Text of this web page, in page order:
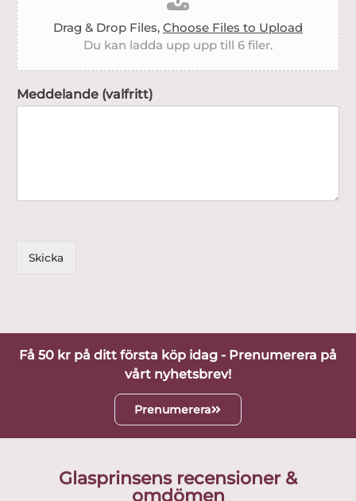
Drag & Drop Files, Choose Files to Upload
Du kan ladda upp upp till 6 filer.
Meddelande (valfritt)
Skicka
Få 50 kr på ditt första köp idag - Prenumerera på
vårt nyhetsbrev!
Prenumerera
Glasprinsens recensioner &
omdömen